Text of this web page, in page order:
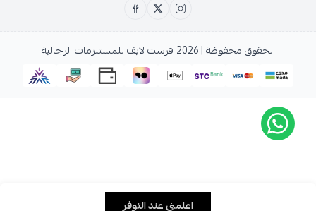
اعلمني عند التوفر
الحقوق محفوظة | 2026 فرست لايف للمستلزمات الرجالية